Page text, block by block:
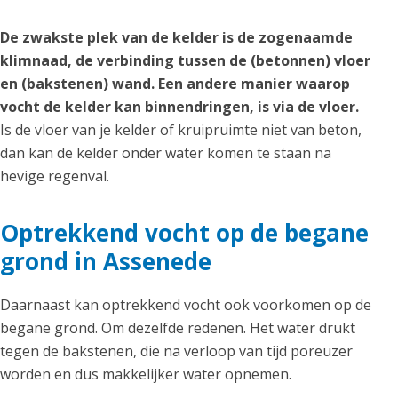
De zwakste plek van de kelder is de zogenaamde
klimnaad, de verbinding tussen de (betonnen) vloer
en (bakstenen) wand. Een andere manier waarop
vocht de kelder kan binnendringen, is via de vloer.
Is de vloer van je kelder of kruipruimte niet van beton,
dan kan de kelder onder water komen te staan na
hevige regenval.
Optrekkend vocht op de begane
grond in Assenede
Daarnaast kan optrekkend vocht ook voorkomen op de
begane grond. Om dezelfde redenen. Het water drukt
tegen de bakstenen, die na verloop van tijd poreuzer
worden en dus makkelijker water opnemen.